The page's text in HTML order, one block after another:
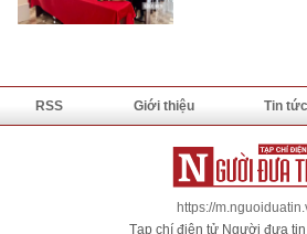
RSS Giới thiệu Tin
https://
Tạp chí điện tử Người đưa